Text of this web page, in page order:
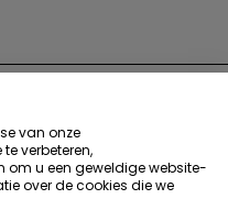
van onze
verbeteren,
om u een geweldige website-
over de cookies die we